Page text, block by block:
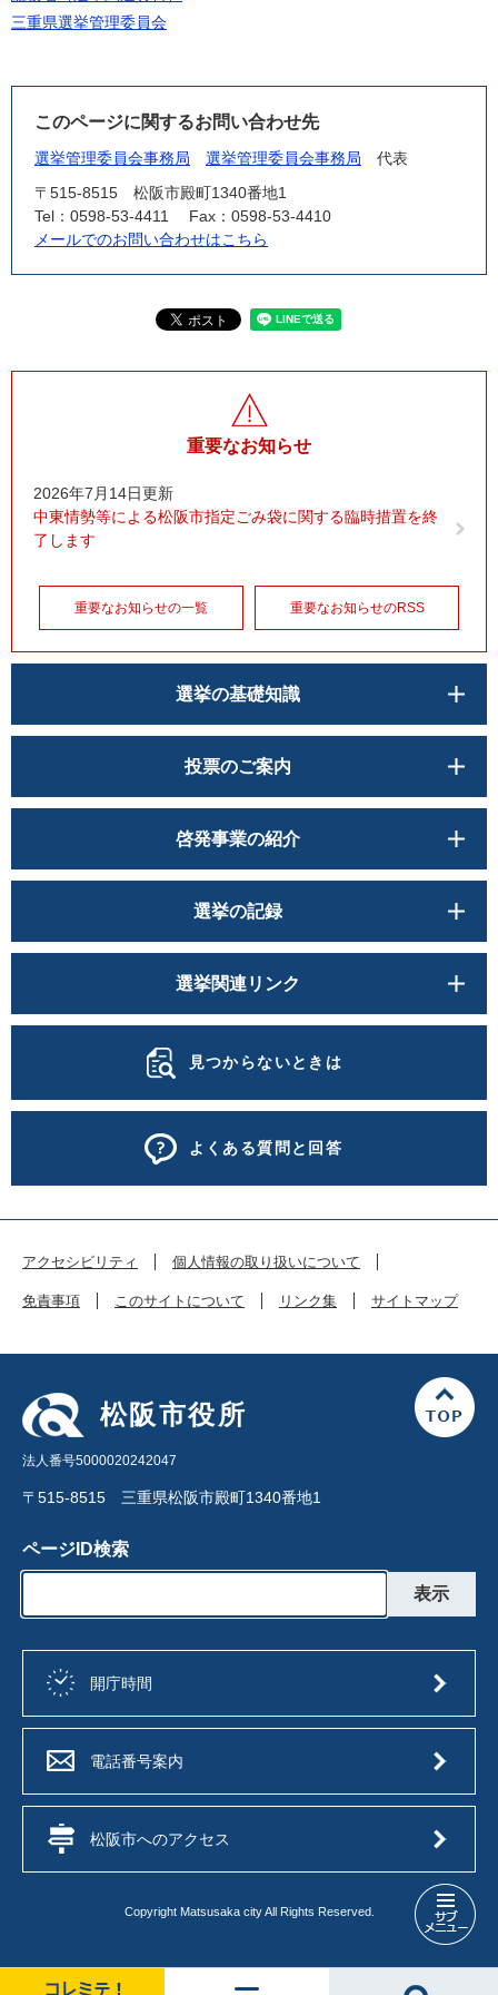
松
市
三重県選挙管理委員会
このページに関するお問い合わせ先
選挙管理委員会事務局 選挙管理委員会事務局
代表
〒515-8515
松阪市殿町1340番地1
Tel：0598-53-4411
Fax：0598-53-4410
メールでのお問い合わせはこちら
重要なお知らせ
2026年7月14日更新
中東情勢等による松阪市指定ごみ袋に関する臨時措置を終
了します
重要なお知らせの一覧 重要なお知らせのRSS
選挙の基礎知識
投票のご案内
啓発事業の紹介
選挙の記録
選挙関連リンク
見つからないときは
よくある質問と回答
アクセシビリティ 個人情報の取り扱いについて
免責事項 このサイトについて リンク集 サイトマップ
松阪市役所
法人番号5000020242047
〒515-8515 三重県松阪市殿町1340番地1
ページID検索
開庁時間
電話番号案内
松阪市へのアクセス
Copyright Matsusaka city All Rights Reserved.